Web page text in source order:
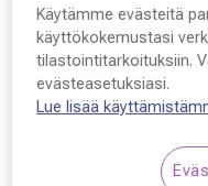
miellyttävällä
Veli-Pekka
Silmäkirurgi, Lääkäri,
Käytämme evästeitä
käyttökokemustasi
tilastointitarkoituksiin.
evästeasetuksiasi.
Lue lisää